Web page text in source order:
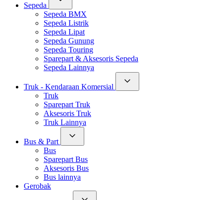
Sepeda
Sepeda BMX
Sepeda Listrik
Sepeda Lipat
Sepeda Gunung
Sepeda Touring
Sparepart & Aksesoris Sepeda
Sepeda Lainnya
Truk - Kendaraan Komersial
Truk
Sparepart Truk
Aksesoris Truk
Truk Lainnya
Bus & Part
Bus
Sparepart Bus
Aksesoris Bus
Bus lainnya
Gerobak